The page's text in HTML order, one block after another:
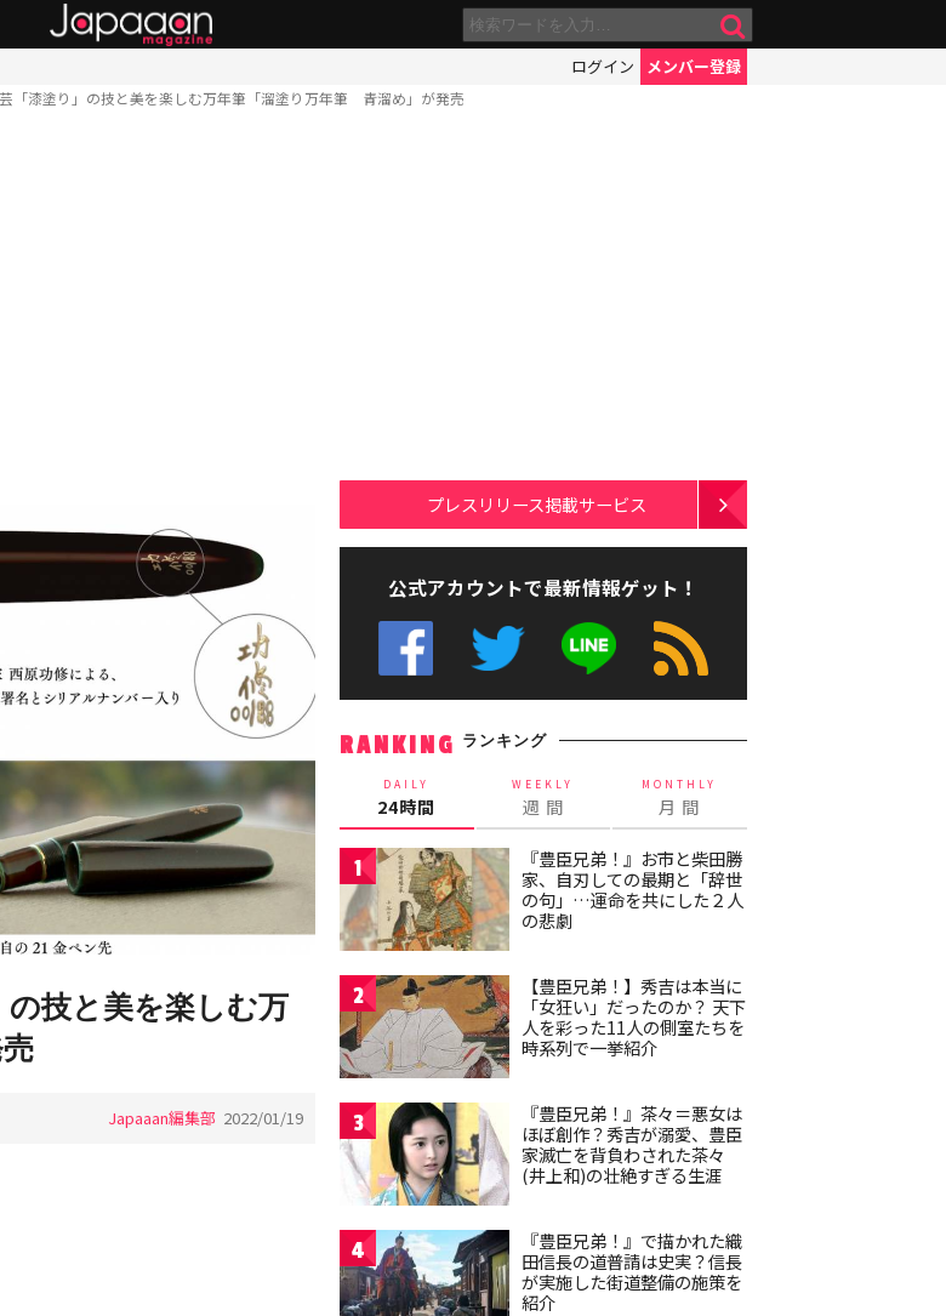
ログイン メンバー登録
「漆塗り」の技と美を楽しむ万年筆「溜塗り万年筆 青溜め」が発売
技と美を楽しむ万
Japaaan編集部 2022/01/19
プレスリリース掲載サービス
公式アカウントで最新情報ゲット！
RANKING ランキング
DAILY
24時間
WEEKLY
週 間
MONTHLY
月 間
1
『豊臣兄弟！』お市と柴田勝
家、自刃しての最期と「辞世
の句」…運命を共にした２人
の悲劇
2
【豊臣兄弟！】秀吉は本当に
「女狂い」だったのか？ 天下
人を彩った11人の側室たちを
時系列で一挙紹介
3
『豊臣兄弟！』茶々＝悪女は
ほぼ創作？秀吉が溺愛、豊臣
家滅亡を背負わされた茶々
(井上和)の壮絶すぎる生涯
4
『豊臣兄弟！』で描かれた織
田信長の道普請は史実？信長
が実施した街道整備の施策を
紹介